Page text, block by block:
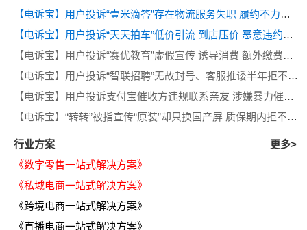
【电诉宝】用户投诉“壹米滴答”存在物流服务失职 履约不力等问题
【电诉宝】用户投诉“天天拍车”低价引流 到店压价 恶意违约等问题
【电诉宝】用户投诉“赛优教育”虚假宣传 诱导消费 额外缴费后退款遭拒
【电诉宝】用户投诉“智联招聘”无故封号、客服推诿半年拒不退费
【电诉宝】用户投诉支付宝催收方违规联系亲友 涉嫌暴力催收侵犯隐私
【电诉宝】“转转”被指宣传“原装”却只换国产屏 质保期内拒不履行售后义务
行业方案
更多>
《数字零售一站式解决方案》
《私域电商一站式解决方案》
《跨境电商一站式解决方案》
《直播电商一站式解决方案》